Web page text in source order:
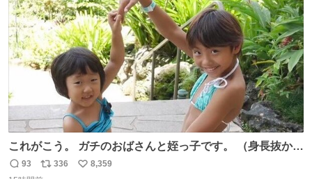
数
これがこう。 ガチのおばさんと姪っ子です。 （身長抜かさ
返
93
リ
336
い
8,359